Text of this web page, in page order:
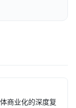
商业化的深度复